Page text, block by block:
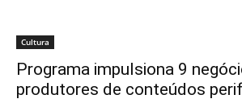
Cultura
Programa impulsiona 9
produtores de conteúdos